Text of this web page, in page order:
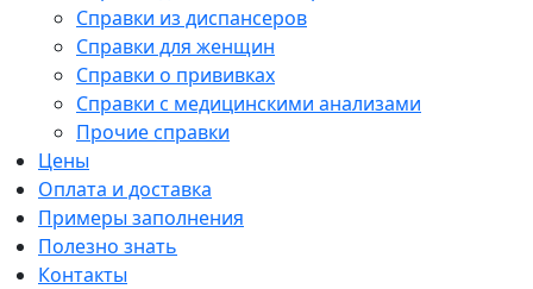
Справки из диспансеров
Справки для женщин
Справки о прививках
Справки с медицинскими анализами
Прочие справки
Цены
Оплата и доставка
Примеры заполнения
Полезно знать
Контакты